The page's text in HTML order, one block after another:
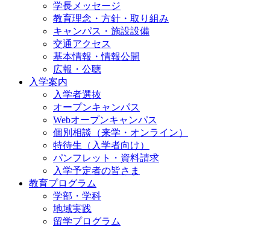
学長メッセージ
教育理念・方針・取り組み
キャンパス・施設設備
交通アクセス
基本情報・情報公開
広報・公聴
入学案内
入学者選抜
オープンキャンパス
Webオープンキャンパス
個別相談（来学・オンライン）
特待生（入学者向け）
パンフレット・資料請求
入学予定者の皆さま
教育プログラム
学部・学科
地域実践
留学プログラム